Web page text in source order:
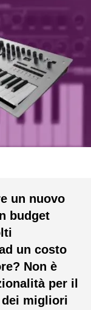
un nuovo
budget
un costo
Non è
per il
dei migliori